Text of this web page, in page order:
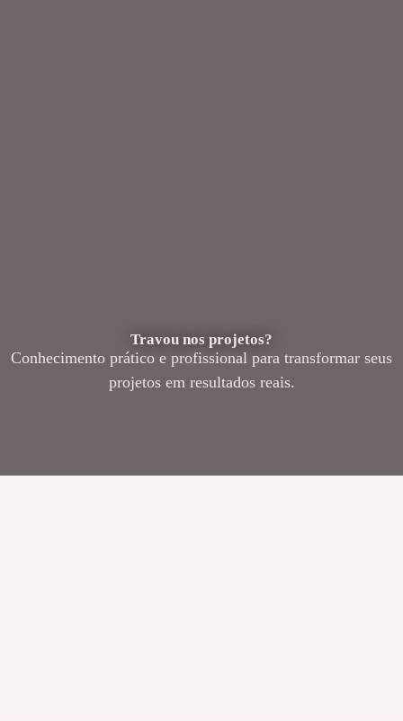
Travou nos projetos?
Conhecimento prático e profissional para transformar seus
projetos em resultados reais.